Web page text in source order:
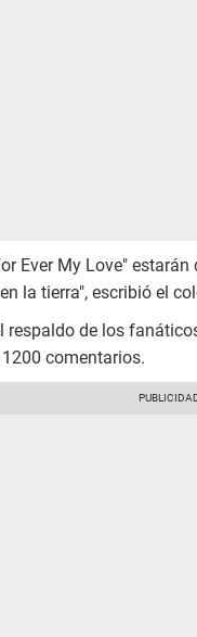
Ever My Love"
la tierra", escribió el
respaldo de los
comentarios.